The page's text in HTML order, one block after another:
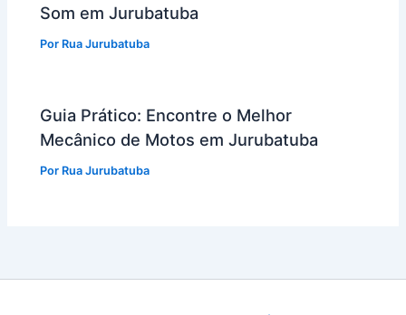
Som em Jurubatuba
Por Rua Jurubatuba
Guia Prático: Encontre o Melhor
Mecânico de Motos em Jurubatuba
Por Rua Jurubatuba